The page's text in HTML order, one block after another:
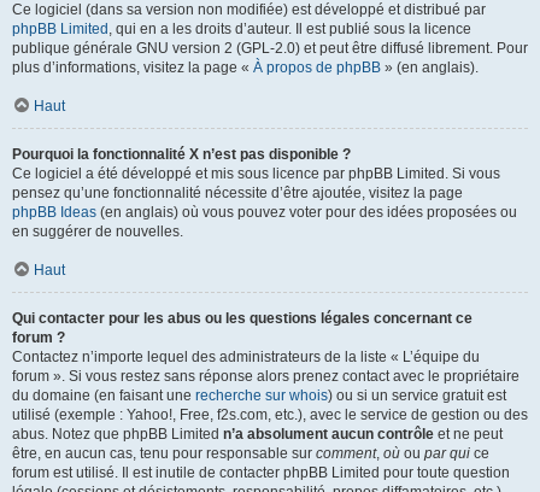
Ce logiciel (dans sa version non modifiée) est développé et distribué par
phpBB Limited , qui en a les droits d’auteur. Il est publié sous la licence
publique générale GNU version 2 (GPL-2.0) et peut être diffusé librement. Pour
plus d’informations, visitez la page « À propos de phpBB » (en anglais).
Haut
Pourquoi la fonctionnalité X n’est pas disponible ?
Ce logiciel a été développé et mis sous licence par phpBB Limited. Si vous
pensez qu’une fonctionnalité nécessite d’être ajoutée, visitez la page
phpBB Ideas (en anglais) où vous pouvez voter pour des idées proposées ou
en suggérer de nouvelles.
Haut
Qui contacter pour les abus ou les questions légales concernant ce
forum ?
Contactez n’importe lequel des administrateurs de la liste « L’équipe du
forum ». Si vous restez sans réponse alors prenez contact avec le propriétaire
du domaine (en faisant une recherche sur whois) ou si un service gratuit est
utilisé (exemple : Yahoo!, Free, f2s.com, etc.), avec le service de gestion ou des
abus. Notez que phpBB Limited n’a absolument aucun contrôle et ne peut
être, en aucun cas, tenu pour responsable sur comment, où ou par qui ce
forum est utilisé. Il est inutile de contacter phpBB Limited pour toute question